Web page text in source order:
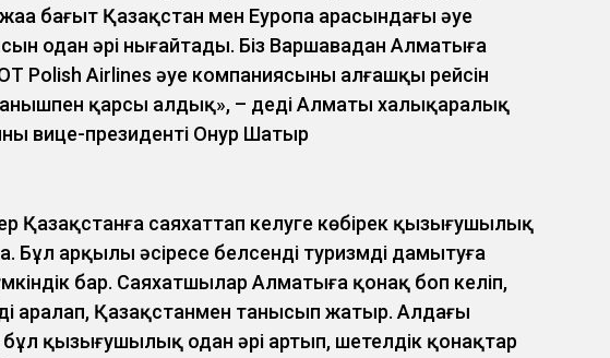
бағыт Қазақстан мен Еуропа арасындағы әуе
одан әрі нығайтады. Біз Варшавадан Алматыға
Polish Airlines әуе компаниясының алғашқы рейсін
қарсы алдық», – деді Алматы халықаралық
вице-президенті Онур Шатыр
Қазақстанға саяхаттап келуге көбірек қызығушылық
Бұл арқылы әсіресе белсенді туризмді дамытуға
бар. Саяхатшылар Алматыға қонақ боп келіп,
аралап, Қазақстанмен танысып жатыр. Алдағы
қызығушылық одан әрі артып, шетелдік қонақтар